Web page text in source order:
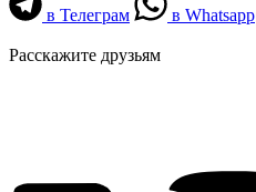
в Телеграм в Whatsapp
Расскажите друзьям